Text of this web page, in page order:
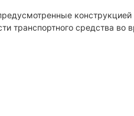
конструкцией
транспортного средства во